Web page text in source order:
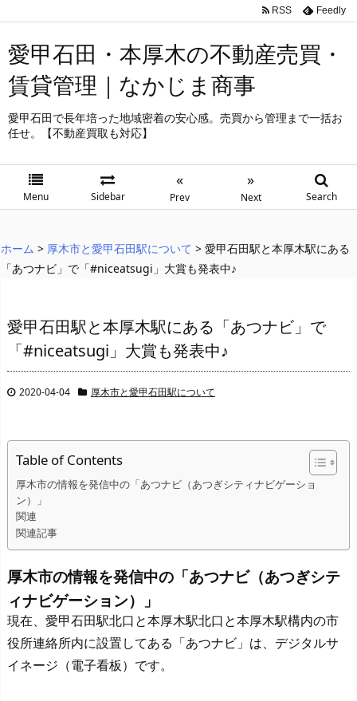
愛甲石田・本厚木の不動産売買・
賃貸管理｜なかじま商事
愛甲石田で長年培った地域密着の安心感。売買から管理まで一括お
任せ。【不動産買取も対応】
Menu Sidebar
«
Prev
»
Next Search
RSS Feedly
ホーム > 厚木市と愛甲石田駅について > 愛甲石田駅と本厚木駅にある
「あつナビ」で「#niceatsugi」大賞も発表中♪
愛甲石田駅と本厚木駅にある「あつナビ」で
「#niceatsugi」大賞も発表中♪
2020-04-04 厚木市と愛甲石田駅について
Table of Contents
厚木市の情報を発信中の「あつナビ（あつぎシティナビゲーショ
ン）」
関連
関連記事
厚木市の情報を発信中の「あつナビ（あつぎシテ
ィナビゲーション）」
現在、愛甲石田駅北口と本厚木駅北口と本厚木駅構内の市
役所連絡所内に設置してある「あつナビ」は、デジタルサ
イネージ（電子看板）です。